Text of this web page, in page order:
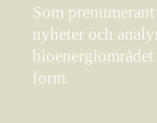
Som
nyheter och
form.